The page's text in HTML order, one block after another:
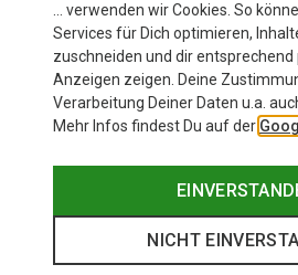
… verwenden wir Cookies. So
Services für Dich optimieren,
zuschneiden und dir
Anzeigen zeigen. Deine
Verarbeitung Deiner Daten u.a.
Mehr Infos findest Du auf der
NICHT